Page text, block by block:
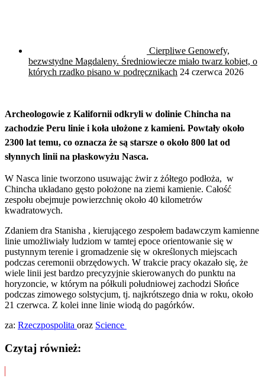
Cierpliwe Genowefy,
bezwstydne Magdaleny. Średniowiecze miało twarz kobiet, o
których rzadko pisano w podręcznikach 24 czerwca 2026
Archeologowie z Kalifornii odkryli w dolinie Chincha na
zachodzie Peru linie i koła ułożone z kamieni. Powtały około
2300 lat temu, co oznacza że są starsze o około 800 lat od
słynnych linii na płaskowyżu Nasca.
W Nasca linie tworzono usuwając żwir z żółtego podłoża, w
Chincha układano gęsto położone na ziemi kamienie. Całość
zespołu obejmuje powierzchnię około 40 kilometrów
kwadratowych.
Zdaniem dra Stanisha , kierującego zespołem badawczym kamienne
linie umożliwiały ludziom w tamtej epoce orientowanie się w
pustynnym terenie i gromadzenie się w określonych miejscach
podczas ceremonii obrzędowych. W trakcie pracy okazało się, że
wiele linii jest bardzo precyzyjnie skierowanych do punktu na
horyzoncie, w którym na półkuli południowej zachodzi Słońce
podczas zimowego solstycjum, tj. najkrótszego dnia w roku, około
21 czerwca. Z kolei inne linie wiodą do pagórków.
za: Rzeczpospolita oraz Science
Czytaj również: